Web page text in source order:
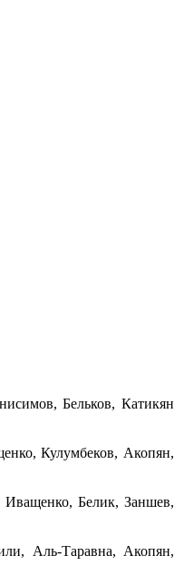
Бельков, Катикян
Кулумбеков, Акопян,
Иващенко, Белик, Заншев,
Аль-Таравна, Акопян,